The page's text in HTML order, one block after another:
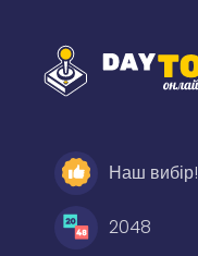
Наш вибір!
2048